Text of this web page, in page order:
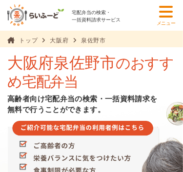
宅配弁当の検索・
一括資料請求サービス
メニュー
トップ 大阪府 泉佐野市
大阪府泉佐野市のおすす
め宅配弁当
高齢者向け宅配弁当の検索・一括資料請求を
無料で行うことができます。